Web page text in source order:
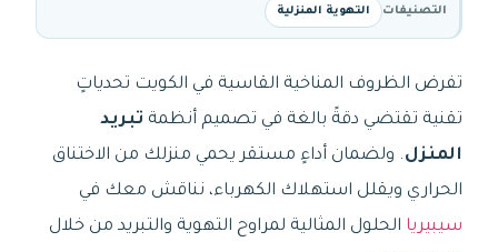
التصنيفات التهوية المنزلية
تفرض الظروف المناخية القاسية في الكويت تحدياتٍ
تقنية تقتضي دقةً بالغة في تصميم أنظمة تبريد
المنزل. ولضمان أداءٍ مستقر يحمي منزلك من الاختناق
الحراري ويقلل استهلاك الكهرباء، نناقش معك في
سيبيريا الحلول المثالية لمراوح التهوية والتبريد من خلال